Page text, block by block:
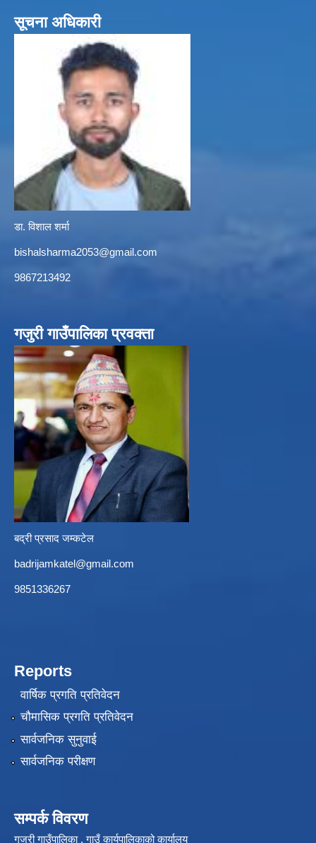
सूचना अधिकारी
डा. विशाल शर्मा
bishalsharma2053@gmail.com
9867213492
गजुरी गाउँपालिका प्रवक्ता
बद्री प्रसाद जम्कटेल
badrijamkatel@gmail.com
9851336267
Reports
वार्षिक प्रगति प्रतिवेदन
चौमासिक प्रगति प्रतिवेदन
सार्वजनिक सुनुवाई
सार्वजनिक परीक्षण
सम्पर्क विवरण
गजुरी गाउँपालिका , गाउँ कार्यपालिकाको कार्यालय